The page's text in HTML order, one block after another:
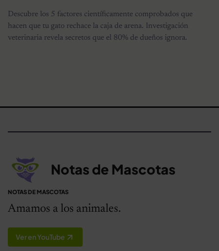
Descubre los 5 factores científicamente comprobados que
hacen que tu gato rechace la caja de arena. Investigación
veterinaria revela secretos que el 80% de dueños ignora.
Notas de Mascotas
NOTAS DE MASCOTAS
Amamos a los animales.
Ver en YouTube